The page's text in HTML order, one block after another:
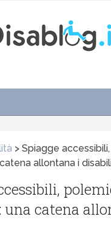
>Spiagge
allontana i
una catena